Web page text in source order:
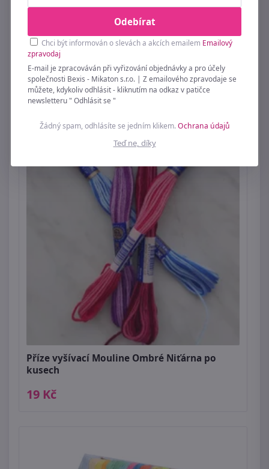
VYŠÍVACÍ PŘÍZE
Příze vyšívací Mouline Ombré Niťárna po
kusech
19 Kč
Odebírat
Chci být informován o slevách a akcích emailem Emailový
zpravodaj
E-mail je zpracováván při vyřizování objednávky a pro účely
společnosti Bexis - Mikaton s.r.o. | Z emailového zpravodaje se
můžete, kdykoliv odhlásit - kliknutím na odkaz v patičce
newsletteru " Odhlásit se "
Žádný spam, odhlásíte se jedním klikem.Ochrana údajů
Teď ne, díky